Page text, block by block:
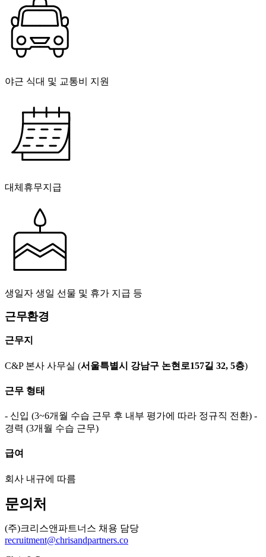
야근 식대 및 교통비 지원
대체휴무지급
생일자 생일 선물 및 휴가 지급 등
근무환경
근무지
C&P 본사 사무실 (서울특별시 강남구 논현로157길 32, 5층)
근무 형태
- 신입 (3~6개월 수습 근무 후 내부 평가에 따라 정규직 전환) -
경력 (3개월 수습 근무)
급여
회사 내규에 따름
문의처
(주)크리스앤파트너스 채용 담당
recruitment@chrisandpartners.co